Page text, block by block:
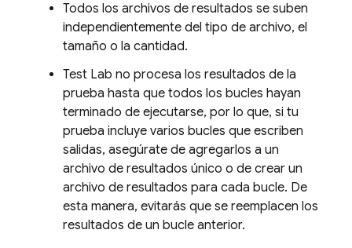
Todos los archivos de resultados se suben
independientemente del tipo de archivo, el
tamaño o la cantidad.
Test Lab no procesa los resultados de la
prueba hasta que todos los bucles hayan
terminado de ejecutarse, por lo que, si tu
prueba incluye varios bucles que escriben
salidas, asegúrate de agregarlos a un
archivo de resultados único o de crear un
archivo de resultados para cada bucle. De
esta manera, evitarás que se reemplacen los
resultados de un bucle anterior.